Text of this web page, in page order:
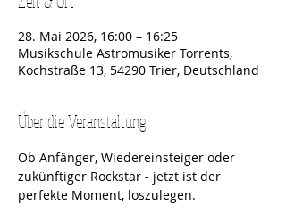
28. Mai 2026, 16:00 – 16:25
Musikschule Astromusiker Torrents,
Kochstraße 13, 54290 Trier, Deutschland
Über die Veranstaltung
Ob Anfänger, Wiedereinsteiger oder
zukünftiger Rockstar - jetzt ist der
perfekte Moment, loszulegen.